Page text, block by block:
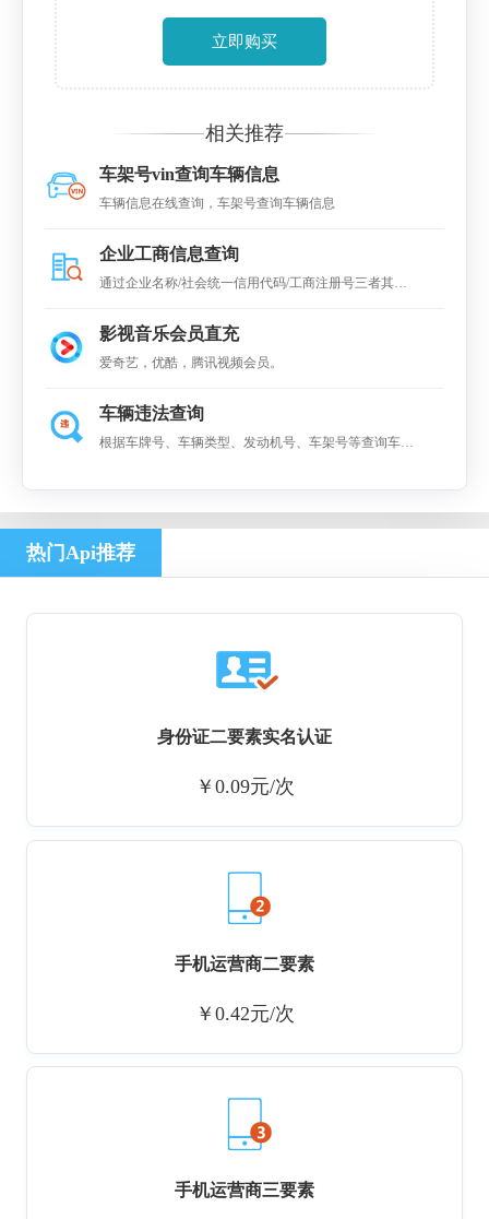
立即购买
相关推荐
车架号vin查询车辆信息
车辆信息在线查询，车架号查询车辆信息
企业工商信息查询
通过企业名称/社会统一信用代码/工商注册号三者其中
信息。
影视音乐会员直充
爱奇艺，优酷，腾讯视频会员。
车辆违法查询
根据车牌号、车辆类型、发动机号、车架号等查询车辆
热门Api推荐
身份证二要素实名认证
￥0.09元/次
手机运营商二要素
￥0.42元/次
手机运营商三要素